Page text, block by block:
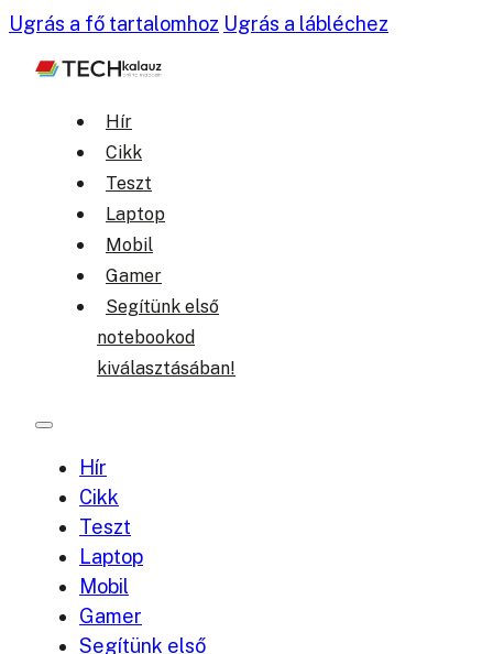
Ugrás a fő tartalomhoz Ugrás a lábléchez
Hír
Cikk
Teszt
Laptop
Mobil
Gamer
Segítünk első
notebookod
kiválasztásában!
Hír
Cikk
Teszt
Laptop
Mobil
Gamer
Segítünk első